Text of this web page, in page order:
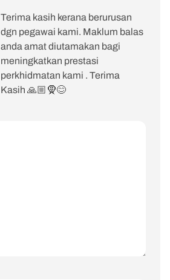
Terima kasih kerana berurusan
dgn pegawai kami. Maklum balas
anda amat diutamakan bagi
meningkatkan prestasi
perkhidmatan kami . Terima
Kasih 🙏🏼🧕😊